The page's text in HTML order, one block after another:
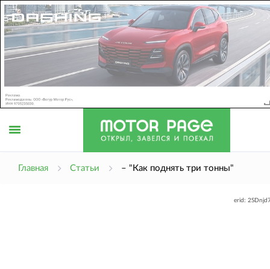
Главная Статьи – "Как поднять три тонны"
erid: